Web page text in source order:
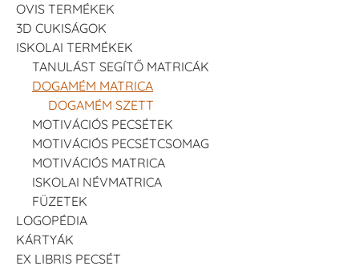
OVIS TERMÉKEK
3D CUKISÁGOK
ISKOLAI TERMÉKEK
TANULÁST SEGÍTŐ MATRICÁK
DOGAMÉM MATRICA
DOGAMÉM SZETT
MOTIVÁCIÓS PECSÉTEK
MOTIVÁCIÓS PECSÉTCSOMAG
MOTIVÁCIÓS MATRICA
ISKOLAI NÉVMATRICA
FÜZETEK
LOGOPÉDIA
KÁRTYÁK
EX LIBRIS PECSÉT